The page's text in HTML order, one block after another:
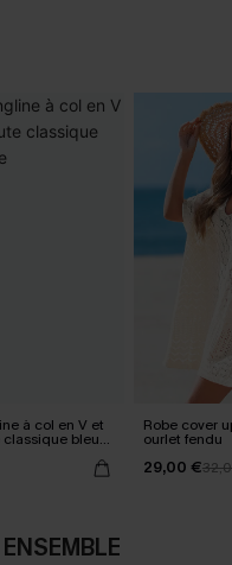
à col en V et
bleu
Robe cover
ourlet fendu
29,00 €